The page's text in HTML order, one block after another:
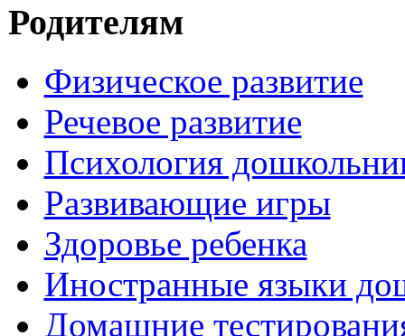
Родителям
Физическое развитие
Речевое развитие
Психология
Развивающие игры
Здоровье ребенка
Иностранные языки
Домашние